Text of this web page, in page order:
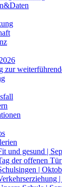
zur
und gesund |
der offenen
|